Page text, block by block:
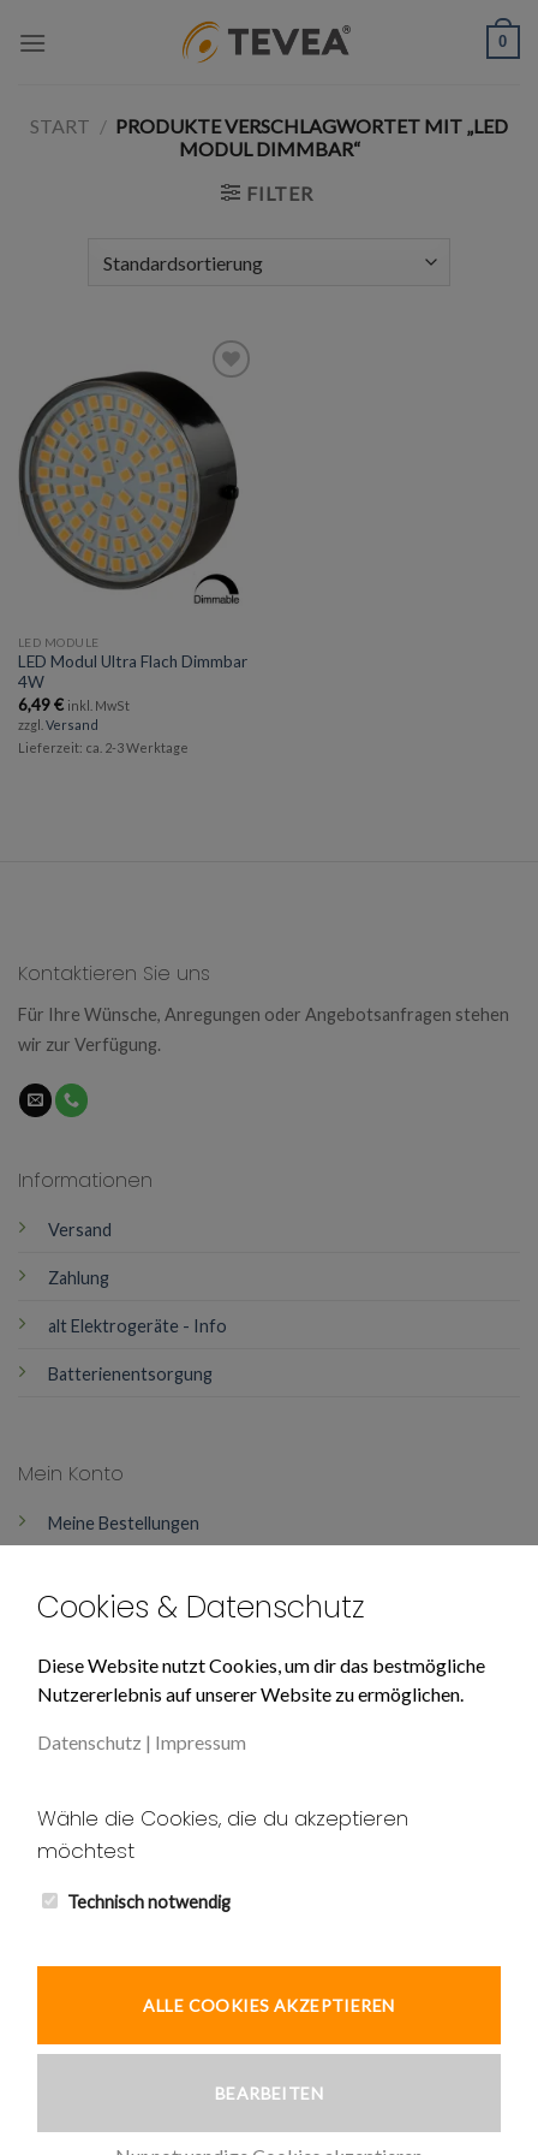
0
START / PRODUKTE VERSCHLAGWORTET MIT „LED
MODUL DIMMBAR“
FILTER
Add to
wishlist
LED MODULE
LED Modul Ultra Flach Dimmbar
4W
6,49€ inkl. MwSt
zzgl. Versand
Lieferzeit: ca. 2-3 Werktage
Kontaktieren Sie uns
Für Ihre Wünsche, Anregungen oder Angebotsanfragen stehen
wir zur Verfügung.
Mein Konto
Meine Bestellungen
Über Uns
Impressum
Datenschutz
Widerruf
Kontakt
Informationen
Versand
Zahlung
alt Elektrogeräte - Info
Batterienentsorgung
Cookies & Datenschutz
Diese Website nutzt Cookies, um dir das bestmögliche
Nutzererlebnis auf unserer Website zu ermöglichen.
Datenschutz | Impressum
Wähle die Cookies, die du akzeptieren
möchtest
Technisch notwendig
ALLE COOKIES AKZEPTIEREN
BEARBEITEN